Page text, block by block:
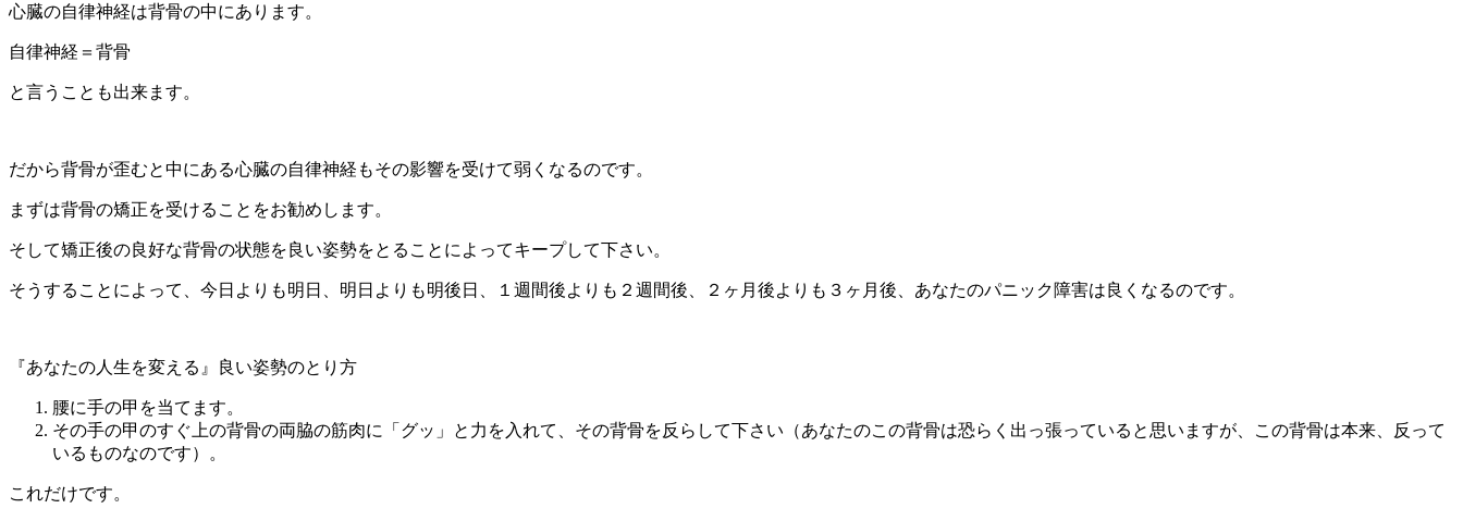
心臓の自律神経は背骨の中にあります。
自律神経＝背骨
と言うことも出来ます。
だから背骨が歪むと中にある心臓の自律神経もその影響を受けて弱くなるのです。
まずは背骨の矯正を受けることをお勧めします。
そして矯正後の良好な背骨の状態を良い姿勢をとることによってキープして下さい。
そうすることによって、今日よりも明日、明日よりも明後日、１週間後よりも２週間後、２ヶ月後よりも３ヶ月後、あなたのパニック障害は良くなるのです。
『あなたの人生を変える』良い姿勢のとり方
腰に手の甲を当てます。
その手の甲のすぐ上の背骨の両脇の筋肉に「グッ」と力を入れて、その背骨を反らして下さい（あなたのこの背骨は恐らく出っ張っていると思いますが、この背骨は本来、反って
いるものなのです）。
これだけです。